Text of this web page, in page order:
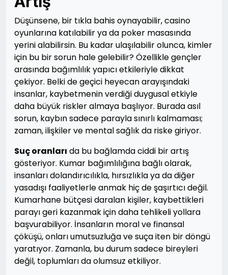
Düşünsene, bir tıkla bahis oynayabilir, casino
oyunlarına katılabilir ya da poker masasında
yerini alabilirsin. Bu kadar ulaşılabilir olunca, kimler
için bu bir sorun hale gelebilir? Özellikle gençler
arasında bağımlılık yapıcı etkileriyle dikkat
çekiyor. Belki de geçici heyecan arayışındaki
insanlar, kaybetmenin verdiği duygusal etkiyle
daha büyük riskler almaya başlıyor. Burada asıl
sorun, kaybın sadece parayla sınırlı kalmaması;
zaman, ilişkiler ve mental sağlık da riske giriyor.
Suç oranları da bu bağlamda ciddi bir artış
gösteriyor. Kumar bağımlılığına bağlı olarak,
insanları dolandırıcılıkla, hırsızlıkla ya da diğer
yasadışı faaliyetlerle anmak hiç de şaşırtıcı değil.
Kumarhane bütçesi daralan kişiler, kaybettikleri
parayı geri kazanmak için daha tehlikeli yollara
başvurabiliyor. İnsanların moral ve finansal
çöküşü, onları umutsuzluğa ve suça iten bir döngü
yaratıyor. Zamanla, bu durum sadece bireyleri
değil, toplumları da olumsuz etkiliyor.